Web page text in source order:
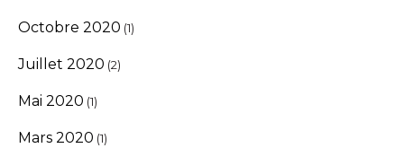
Octobre 2020 (1)
Juillet 2020 (2)
Mai 2020 (1)
Mars 2020 (1)